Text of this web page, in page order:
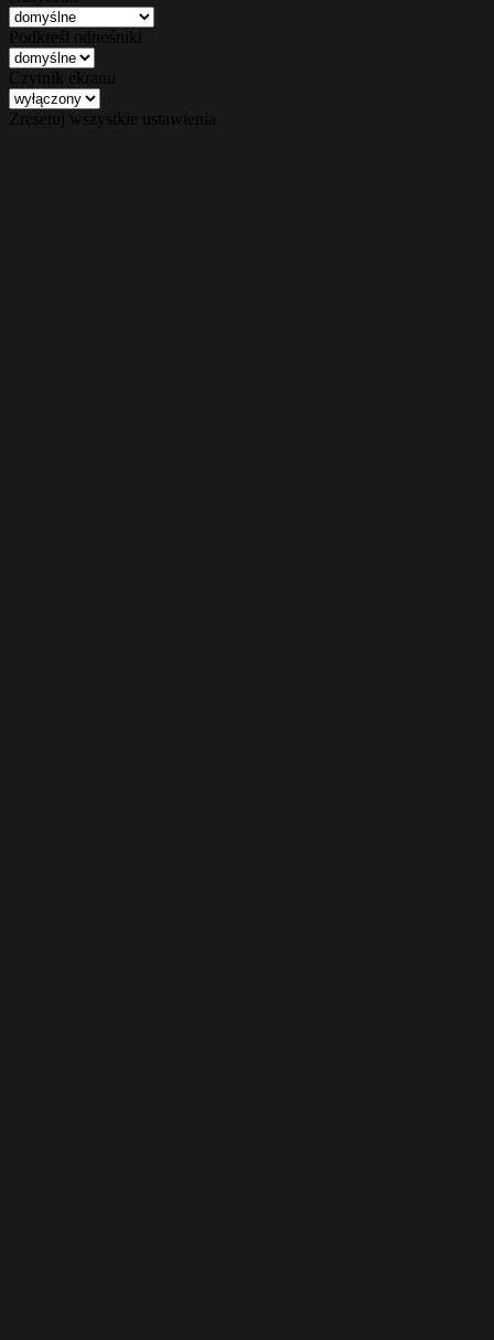
Podkreśl odnośniki
Czytnik ekranu
Zresetuj wszystkie ustawienia